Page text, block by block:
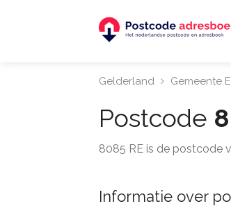
Gelderland Gemeente
Postcode
8085 RE is de postcode
Informatie over